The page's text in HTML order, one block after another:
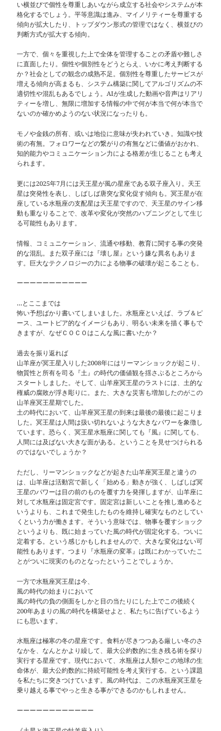
い横並びで個性を尊重しあいながら成立する社会やシステムが本
格化するでしょう。平等意識は進み、マイノリティーを尊重する
傾向が拡大したり、トップダウン形式の管理ではなく、横並びの
判断方式が拡大する傾向。
一方で、個々を重視した上で全体を管理することの矛盾や難しさ
に直面したり。個性や個別性をどうとらえ、いかに考え判断する
か？社会としての観念の成熟不足。個別性を尊重したサービスが
増える傾向が高まるも、システム構築に関してアルゴリズムの不
適切性や混乱もあるでしょう。AIが生成した動画や音声はリアリ
ティーを増し、無限に増加する情報の中で何が本当で何が本当で
ないのか確かめようのない状況になったりも。
モノや金銭の所有、或いは地位に意味が失われていき。知識や技
術の有無。フォロワーなどの繋がりの有無などに価値がおかれ、
知的能力やコミュニケーション力による格差が生じることも考え
られます。
更には2025年7月には天王星が風の星座である双子座入り。天王
星は突発性を表し、しばしば唐突な変化促す傾向も。冥王星が在
座している水瓶座の支配星は天王星ですので、天王星のサイン移
動も重なりることで、改革や変化が突然のハプニングとして生じ
る可能性もあります。
情報、コミュニケーション、流通や移動、教育に関する事の突発
的な混乱。また双子座には『壊し屋』という嫌な異名もありま
す。巨大なテクノロジーの力による物事の破壊が起こることも。
ーーーーーーーーーーー
…とここまでは
怖い予想ばかり書いてしまいました。水瓶座といえば、ラブ＆ピ
ース、ユートピア的なイメージもあり、明るい未来を描く事もで
きますが、なぜＣＯＣＯはこんな風に書いたか？
過去を振り返れば
山羊座が冥王星入りした2008年にはリーマンショックが起こり、
物質性と所有を司る『土』の時代の価値観を揺さぶるところから
スタートしました。そして、山羊座冥王星のラストには、土的な
権威の腐敗が浮き彫りに。また、大きな災害も増加したのがこの
山羊座冥王星期でした。
土の時代において、山羊座冥王星の到来は最後の最後に起こりま
した。冥王星は人間は扱い切れないような大きなパワーを象徴し
ています。恐らく、冥王星水瓶座に関しても『風』に関しても、
人間には及ばない大きな面がある。ということを見せつけられる
のではないでしょうか？
ただし、リーマンショックなどが起きた山羊座冥王星と違うの
は、山羊座は活動宮で新しく「始める」動きが強く、しばしば冥
王星のパワーは目の前のものを覆す力を発揮しますが、山羊座に
対して水瓶座は固定宮です。固定宮は新しいことを推し進めると
いうよりも、これまで発生したものを維持し確実なものとしてい
くという力が働きます。そういう意味では、物事を覆すショック
というよりも、既に始まっていた風の時代が固定化する。ついに
定着する。という感じかもしれませんので、大きな変化はない可
能性もあります。つまり『水瓶座の変革』は既にわかっていたこ
とがついに現実のものとなったということでしょうか。
一方で水瓶座冥王星は今、
風の時代の始まりにおいて
風の時代の負の側面をしかと目の当たりにした上でこの後続く
200年あまりの風の時代を構築せよと、私たちに告げているよう
にも思います。
水瓶座は極寒の冬の星座です。食料が尽きつつある厳しい冬のさ
なかを、なんとかより繰して、最大公約数的に生き残る術を探り
実行する星座です。現代において、水瓶座は人類やこの地球の生
命体が、最大公約数的に持続可能性を考え実行する。という課題
を私たちに突きつけています。風の時代は、この水瓶座冥王星を
乗り越える事でやっと生きる事ができるのかもしれません。
ーーーーーーーーーーーー